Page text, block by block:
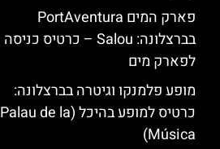
פארק המים PortAventura
בברצלונה: Salou – כרטיס כניסה
לפארק מים
מופע פלמנקו וגיטרה בברצלונה:
כרטיס למופע בהיכל (Palau de la
Música)